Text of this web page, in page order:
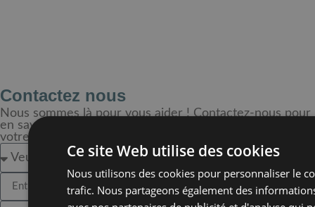
Contactez nous
Nous sommes là pour vous aider ! Contactez-nous pour
en savoir plus sur nos solutions et pour discuter de
votre prochain projet avec nos experts.
Ce site Web utilise des cookies
Nous utilisons des cookies pour personnaliser le
trafic. Nous partageons également des